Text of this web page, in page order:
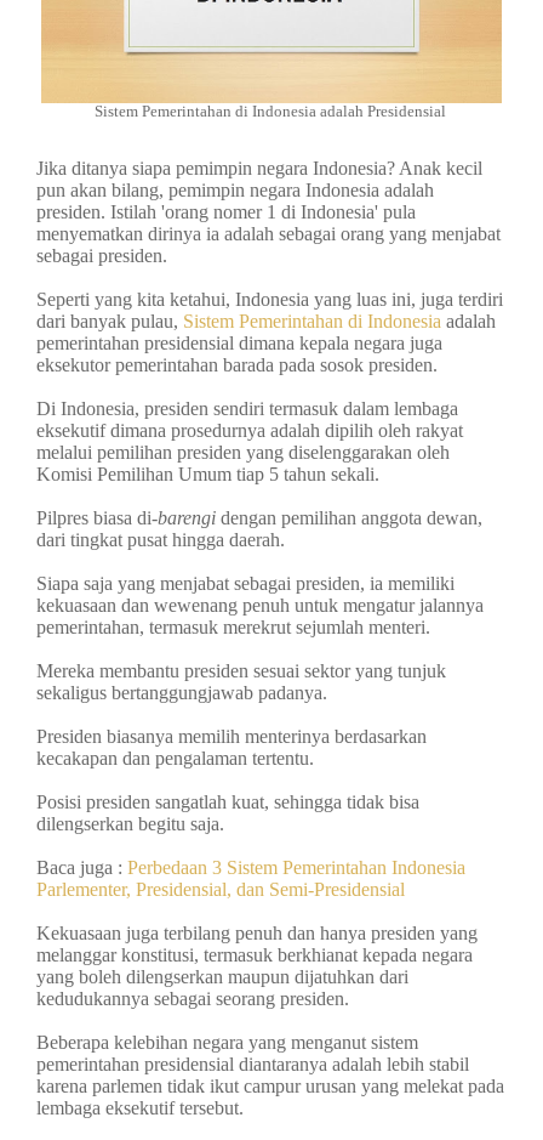
Sistem Pemerintahan di Indonesia adalah Presidensial
Jika ditanya siapa pemimpin negara Indonesia? Anak kecil
pun akan bilang, pemimpin negara Indonesia adalah
presiden. Istilah 'orang nomer 1 di Indonesia' pula
menyematkan dirinya ia adalah sebagai orang yang menjabat
sebagai presiden.
Seperti yang kita ketahui, Indonesia yang luas ini, juga terdiri
dari banyak pulau, Sistem Pemerintahan di Indonesia adalah
pemerintahan presidensial dimana kepala negara juga
eksekutor pemerintahan barada pada sosok presiden.
Di Indonesia, presiden sendiri termasuk dalam lembaga
eksekutif dimana prosedurnya adalah dipilih oleh rakyat
melalui pemilihan presiden yang diselenggarakan oleh
Komisi Pemilihan Umum tiap 5 tahun sekali.
Pilpres biasa di-barengi dengan pemilihan anggota dewan,
dari tingkat pusat hingga daerah.
Siapa saja yang menjabat sebagai presiden, ia memiliki
kekuasaan dan wewenang penuh untuk mengatur jalannya
pemerintahan, termasuk merekrut sejumlah menteri.
Mereka membantu presiden sesuai sektor yang tunjuk
sekaligus bertanggungjawab padanya.
Presiden biasanya memilih menterinya berdasarkan
kecakapan dan pengalaman tertentu.
Posisi presiden sangatlah kuat, sehingga tidak bisa
dilengserkan begitu saja.
Baca juga : Perbedaan 3 Sistem Pemerintahan Indonesia
Parlementer, Presidensial, dan Semi-Presidensial
Kekuasaan juga terbilang penuh dan hanya presiden yang
melanggar konstitusi, termasuk berkhianat kepada negara
yang boleh dilengserkan maupun dijatuhkan dari
kedudukannya sebagai seorang presiden.
Beberapa kelebihan negara yang menganut sistem
pemerintahan presidensial diantaranya adalah lebih stabil
karena parlemen tidak ikut campur urusan yang melekat pada
lembaga eksekutif tersebut.